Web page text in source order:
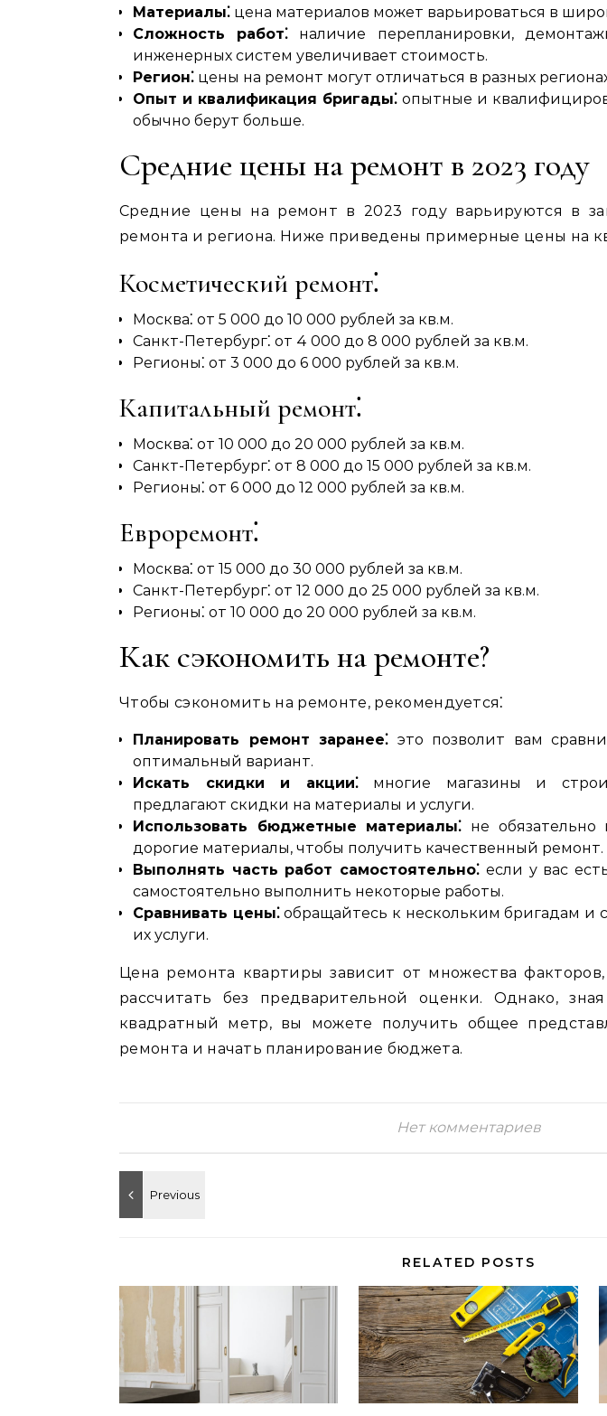
Материалы⁚ цена материалов может варьироваться в
Сложность работ⁚ наличие перепланировки‚
инженерных систем увеличивает стоимость.
Регион⁚ цены на ремонт могут отличаться в разных
Опыт и квалификация бригады⁚ опытные и
обычно берут больше.
Средние цены на ремонт в 2023 году
Средние цены на ремонт в 2023 году варьируются в
ремонта и региона. Ниже приведены примерные цены на
Косметический ремонт⁚
Москва⁚ от 5 000 до 10 000 рублей за кв.м.
Санкт-Петербург⁚ от 4 000 до 8 000 рублей за кв.м.
Регионы⁚ от 3 000 до 6 000 рублей за кв.м.
Капитальный ремонт⁚
Москва⁚ от 10 000 до 20 000 рублей за кв.м.
Санкт-Петербург⁚ от 8 000 до 15 000 рублей за кв.м.
Регионы⁚ от 6 000 до 12 000 рублей за кв.м.
Евроремонт⁚
Москва⁚ от 15 000 до 30 000 рублей за кв.м.
Санкт-Петербург⁚ от 12 000 до 25 000 рублей за кв.м.
Регионы⁚ от 10 000 до 20 000 рублей за кв.м.
Как сэкономить на ремонте?
Чтобы сэкономить на ремонте‚ рекомендуется⁚
Планировать ремонт заранее⁚ это позволит вам
оптимальный вариант.
Искать скидки и акции⁚многие магазины и
предлагают скидки на материалы и услуги.
Использовать бюджетные материалы⁚ не обязательно
дорогие материалы‚ чтобы получить качественный ремонт.
Выполнять часть работ самостоятельно⁚ если у вас
самостоятельно выполнить некоторые работы.
Сравнивать цены⁚обращайтесь к нескольким бригадам и
их услуги.
Цена ремонта квартиры зависит от множества
рассчитать без предварительной оценки. Однако‚
квадратный метр‚ вы можете получить общее
ремонта и начать планирование бюджета.
Нет комментариев
RELATED POSTS